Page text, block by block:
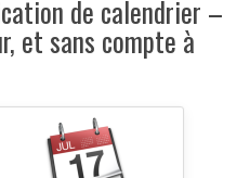
de calendrier –
et sans compte à